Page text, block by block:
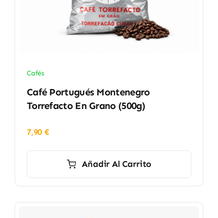
Cafés
Café Portugués Montenegro
Torrefacto En Grano (500g)
7,90€
Añadir Al Carrito